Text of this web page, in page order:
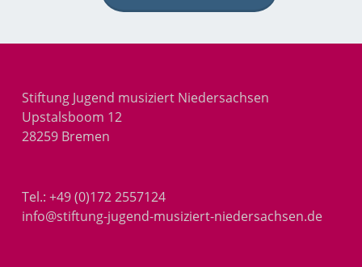
Stiftung Jugend musiziert Niedersachsen
Upstalsboom 12
28259 Bremen
Tel.: +49 (0)172 2557124
info@stiftung-jugend-musiziert-niedersachsen.de